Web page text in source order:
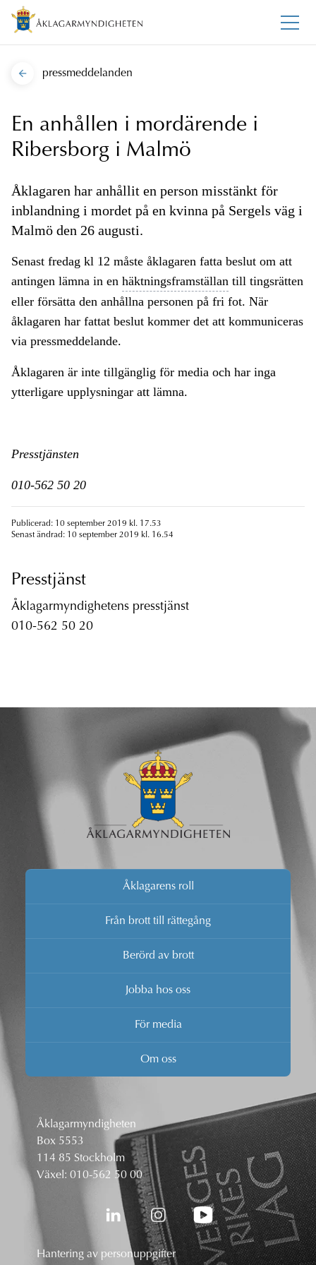
pressmeddelanden
En anhållen i mordärende i
Ribersborg i Malmö
Åklagaren har anhållit en person misstänkt för
inblandning i mordet på en kvinna på Sergels väg i
Malmö den 26 augusti.
Senast fredag kl 12 måste åklagaren fatta beslut om att
antingen lämna in en häktningsframställan till tingsrätten
eller försätta den anhållna personen på fri fot. När
åklagaren har fattat beslut kommer det att kommuniceras
via pressmeddelande.
Åklagaren är inte tillgänglig för media och har inga
ytterligare upplysningar att lämna.
Presstjänsten
010-562 50 20
Publicerad: 10 september 2019 kl. 17.53
Senast ändrad: 10 september 2019 kl. 16.54
Presstjänst
Åklagarmyndighetens presstjänst
010-562 50 20
Åklagarens roll
Från brott till rättegång
Berörd av brott
Jobba hos oss
För media
Om oss
Åklagarmyndigheten
Box 5553
114 85 Stockholm
Växel: 010-562 50 00
Hantering av personuppgifter